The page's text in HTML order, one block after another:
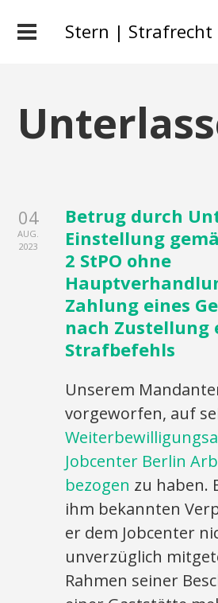
Stern | Strafrecht
04
AUG.
2023
Betrug durch
Einstellung
2 StPO ohne
Zahlung eines
nach Zustellung
Strafbefehls
Unserem
vorgeworfen, auf
Jobcenter Berlin
bezogen zu haben.
ihm bekannten
er dem Jobcenter
unverzüglich
Rahmen seiner